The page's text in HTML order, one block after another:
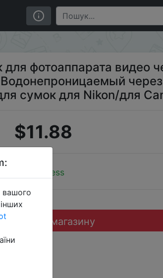
плечо фурнитура для сумок для
фотоаппарата видео
через
сумок для Nikon/для
$11.88
Aliexpress
до магазину
вашого